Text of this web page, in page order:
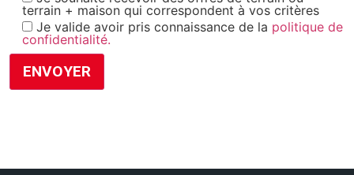
terrain + maison qui correspondent à vos critères
Je valide avoir pris connaissance de la politique de
confidentialité.